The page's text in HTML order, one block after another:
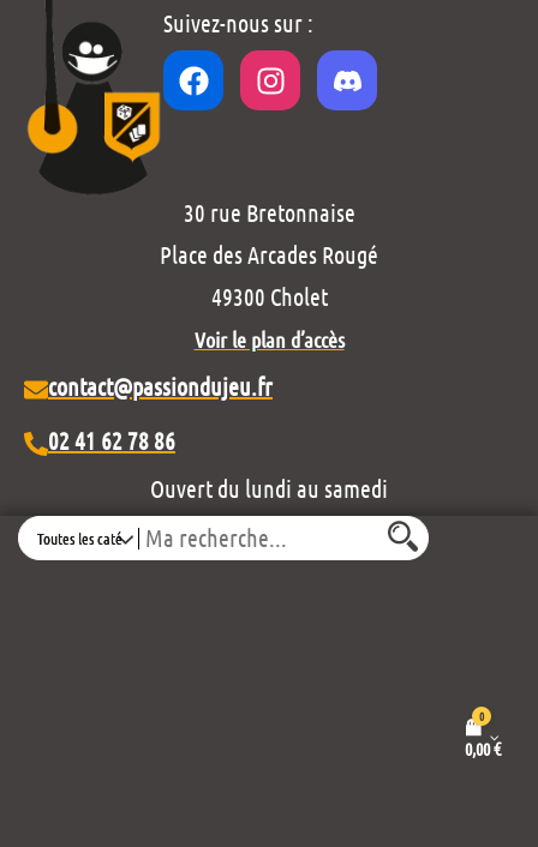
Search
0
0,00€
Suivez-nous sur :
30 rue Bretonnaise
Place des Arcades Rougé
49300 Cholet
Voir le plan d’accès
contact@passiondujeu.fr
02 41 62 78 86
Ouvert du lundi au samedi
de 10h00 à 19h30